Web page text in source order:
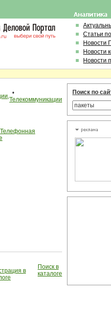
Статьи
Новости
Новости
Новости
•
Телекоммуникации
Телефонная
в
Поиск в
каталоге
Поиск по